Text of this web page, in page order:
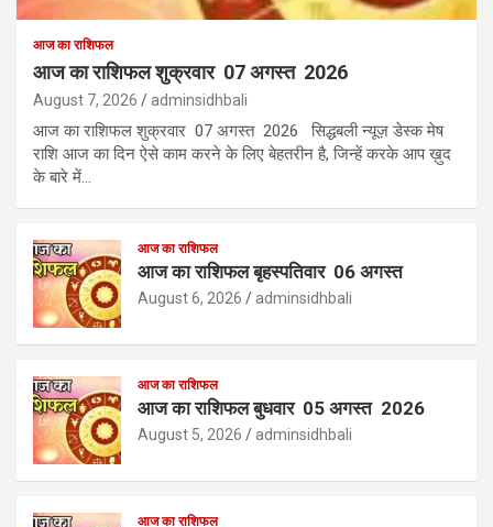
आज का राशिफल
आज का राशिफल शुक्रवार 07 अगस्त 2026
August 7, 2026 adminsidhbali
आज का राशिफल शुक्रवार 07 अगस्त 2026 सिद्धबली न्यूज़ डेस्क मेष
राशि आज का दिन ऐसे काम करने के लिए बेहतरीन है, जिन्हें करके आप ख़ुद
के बारे में…
आज का राशिफल
आज का राशिफल बृहस्पतिवार 06 अगस्त
August 6, 2026 adminsidhbali
आज का राशिफल
आज का राशिफल बुधवार 05 अगस्त 2026
August 5, 2026 adminsidhbali
आज का राशिफल